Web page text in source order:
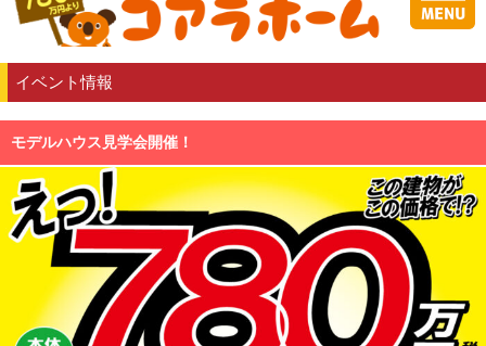
イベント情報
モデルハウス見学会開催！